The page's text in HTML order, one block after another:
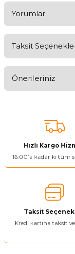
Yorumlar
Taksit
Önerileriniz
tarafımıza iletebilirsiniz.
Görüş ve önerileriniz
Ürün resmi
Ürün bilgilerinde
Ürün fiyatı diğer
Bu ürüne benzer
Hızlı Kargo
16:00’a kadar ki tüm
Taksit
Kredi kartına taksit